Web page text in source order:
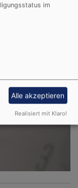
Slots
im
Alle akzeptieren
Realisiert mit Klaro!